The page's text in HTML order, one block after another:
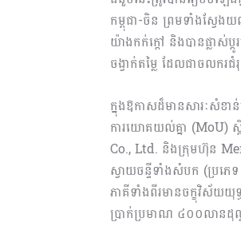
កម្ពុជា-ចិន ព្រមទាំងស្វែង
យ៉ាងកក់ក្តៅ និងបានផ្លាស់
ចង្វាក់តម្លៃ ដែលជាចលករ
ក្នុងឱកាសដ៏មានសារៈសំខា
ការយោគយល់គ្នា (MoU) ស្
Co., Ltd. និងក្រុមហ៊ុន
ស្វាយចន្ទីទាំងសំបក (ប្រភ
ភាគីទាំងពីរមានចក្ខុវិស័យ
ប្រាក់ប្រមាណ ៤០០លានដុល្